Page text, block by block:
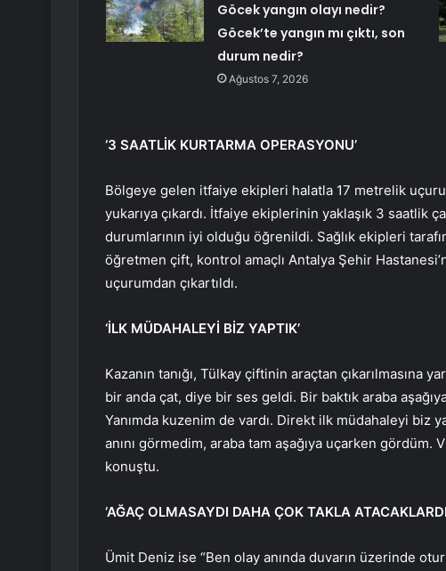
Göcek yangın olayı nedir?
Göcek’te yangın mı çıktı, son
durum nedir?
Ağustos 7, 2026
‘3 SAATLİK KURTARMA OPERASYONU’
Bölgeye gelen itfaiye ekipleri halatla 17 metrelik
yukarıya çıkardı. İtfaiye ekiplerinin yaklaşık 3 saatlik
durumlarının iyi olduğu öğrenildi. Sağlık ekipleri
öğretmen çift, kontrol amaçlı Antalya Şehir
uçurumdan çıkartıldı.
‘İLK MÜDAHALEYİ BİZ YAPTIK’
Kazanın tanığı, Tülkay çiftinin araçtan çıkarılmasına
bir anda çat, diye bir ses geldi. Bir baktık araba
Yanımda kuzenim de vardı. Direkt ilk müdahaleyi biz
anını görmedim, araba tam aşağıya uçarken gördüm.
konuştu.
‘AĞAÇ OLMASAYDI DAHA ÇOK TAKLA
Ümit Deniz ise “Ben olay anında duvarın üzerinde